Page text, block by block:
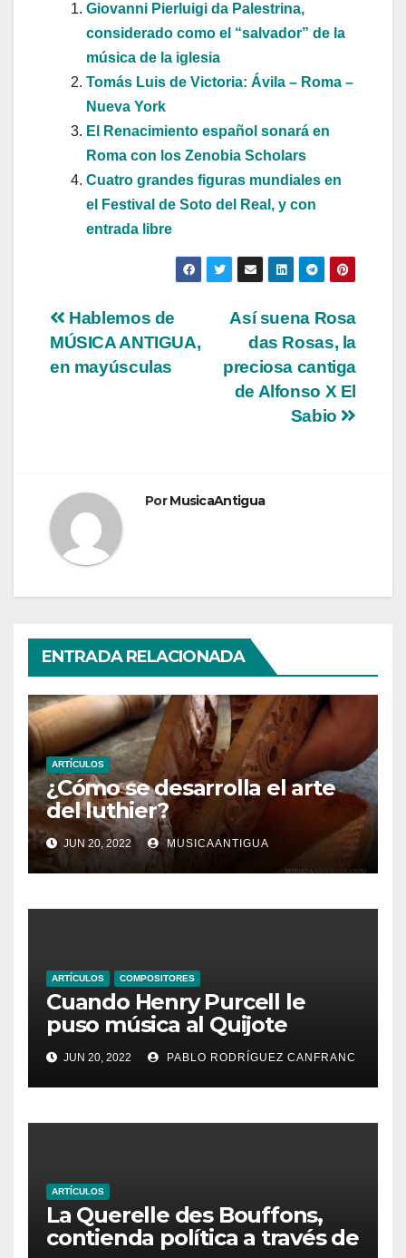
Giovanni Pierluigi da Palestrina,
considerado como el “salvador” de la
música de la iglesia
Tomás Luis de Victoria: Ávila – Roma –
Nueva York
El Renacimiento español sonará en
Roma con los Zenobia Scholars
Cuatro grandes figuras mundiales en
el Festival de Soto del Real, y con
entrada libre
Navegación
de
Así suena Rosa
das Rosas, la
preciosa cantiga
de Alfonso X El
Sabio
Hablemos de
MÚSICA ANTIGUA,
en mayúsculas
PorMusicaAntigua
ENTRADA RELACIONADA
ARTÍCULOS
¿Cómo se desarrolla el arte
del luthier?
JUN 20, 2022 MUSICAANTIGUA
ARTÍCULOS COMPOSITORES
Cuando Henry Purcell le
puso música al Quijote
JUN 20, 2022 PABLO RODRÍGUEZ CANFRANC
ARTÍCULOS
La Querelle des Bouffons,
contienda política a través de